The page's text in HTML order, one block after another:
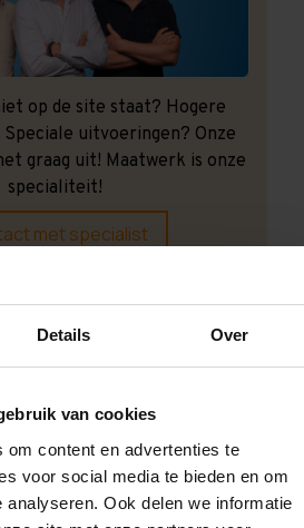
Details Over
van cookies
om content en advertenties te
voor social media te bieden en om
Ook delen we informatie
op de site staat? Hogere
uitvoeringen? Onze
graag uit! Maatwerk is onze
specialiteit!
met specialist
uitbesteden?
ons het doen!